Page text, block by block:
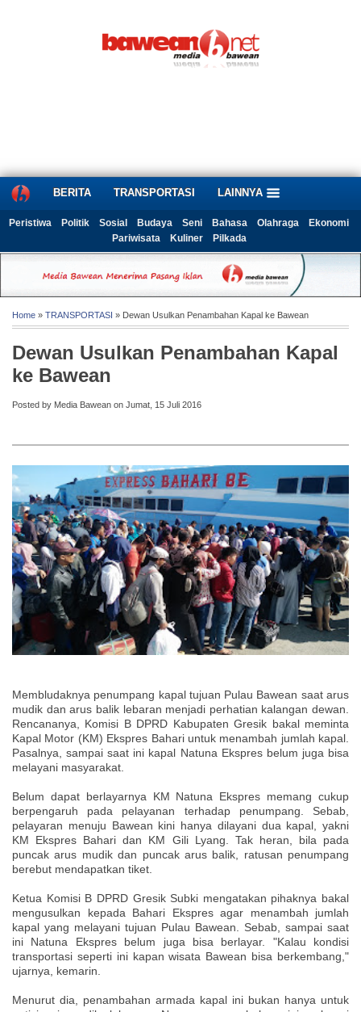
BERITA TRANSPORTASI LAINNYA
Peristiwa Politik Sosial Budaya Seni Bahasa Olahraga
Ekonomi
Pariwisata
Kuliner Pilkada
Home » TRANSPORTASI » Dewan Usulkan Penambahan Kapal ke Bawean
Dewan Usulkan Penambahan Kapal
ke Bawean
Posted by Media Bawean on Jumat, 15 Juli 2016
Membludaknya penumpang kapal tujuan Pulau Bawean saat arus
mudik dan arus balik lebaran menjadi perhatian kalangan dewan.
Rencananya, Komisi B DPRD Kabupaten Gresik bakal meminta
Kapal Motor (KM) Ekspres Bahari untuk menambah jumlah kapal.
Pasalnya, sampai saat ini kapal Natuna Ekspres belum juga bisa
melayani masyarakat.
Belum dapat berlayarnya KM Natuna Ekspres memang cukup
berpengaruh pada pelayanan terhadap penumpang. Sebab,
pelayaran menuju Bawean kini hanya dilayani dua kapal, yakni
KM Ekspres Bahari dan KM Gili Lyang. Tak heran, bila pada
puncak arus mudik dan puncak arus balik, ratusan penumpang
berebut mendapatkan tiket.
Ketua Komisi B DPRD Gresik Subki mengatakan pihaknya bakal
mengusulkan kepada Bahari Ekspres agar menambah jumlah
kapal yang melayani tujuan Pulau Bawean. Sebab, sampai saat
ini Natuna Ekspres belum juga bisa berlayar. "Kalau kondisi
transportasi seperti ini kapan wisata Bawean bisa berkembang,"
ujarnya, kemarin.
Menurut dia, penambahan armada kapal ini bukan hanya untuk